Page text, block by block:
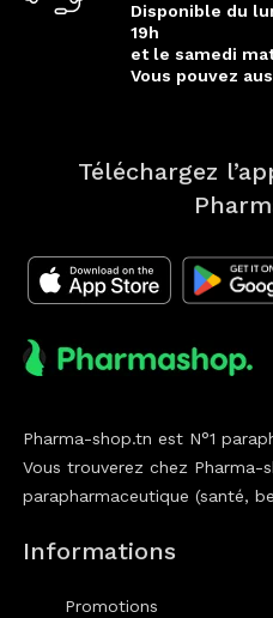
Disponible du
19h
et le samedi
Vous pouvez
Téléchargez
Pharma-shop.tn est N°1
Vous trouverez chez
parapharmaceutique (santé,
Informations
Promotions